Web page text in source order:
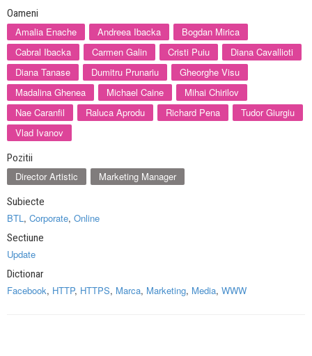
Oameni
Amalia Enache Andreea Ibacka
Bogdan Mirica
Cabral Ibacka
Carmen Galin Cristi Puiu
Diana Cavallioti
Diana Tanase
Dumitru Prunariu
Gheorghe Visu
Madalina Ghenea
Michael Caine
Mihai Chirilov
Nae Caranfil
Raluca Aprodu Richard Pena
Tudor Giurgiu
Vlad Ivanov
Pozitii
Director Artistic Marketing Manager
Subiecte
BTL, Corporate, Online
Sectiune
Update
Dictionar
Facebook, HTTP, HTTPS, Marca, Marketing, Media, WWW